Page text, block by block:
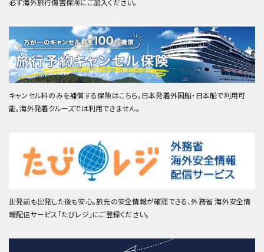
必ず海外旅行傷害保険にご加入ください。
キャンセル料のみを補償する保険はこちら。日本発着外国船・日本船で利用可
能。海外発着クルーズでは利用できません。
出発前も出発した後も安心。旅先の安全情報が確認できる、外務省 海外安全情
報配信サービス「たびレジ」にご登録ください。